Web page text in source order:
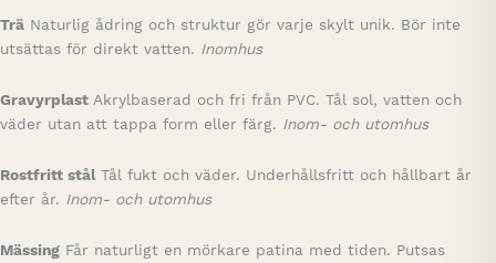
Trä Naturlig ådring och struktur gör varje skylt unik. Bör inte
utsättas för direkt vatten. Inomhus
Gravyrplast Akrylbaserad och fri från PVC. Tål sol, vatten och
väder utan att tappa form eller färg. Inom- och utomhus
Rostfritt stålTål fukt och väder. Underhållsfritt och hållbart år
efter år. Inom- och utomhus
Mässing Får naturligt en mörkare patina med tiden. Putsas